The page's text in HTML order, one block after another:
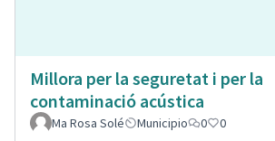
Millora per la seguretat i per la
contaminació acústica
Ma Rosa Solé Municipio 0 0